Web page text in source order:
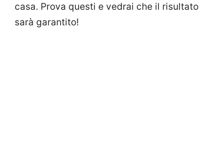
casa. Prova questi e vedrai che il risultato
sarà garantito!